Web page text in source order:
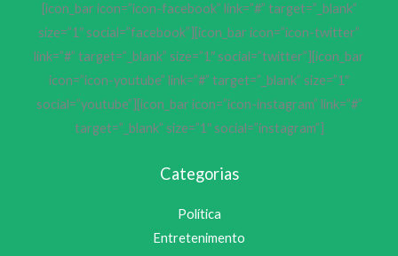
[icon_bar icon=”icon-facebook” link=”#” target=”_blank”
size=”1″ social=”facebook”][icon_bar icon=”icon-twitter”
link=”#” target=”_blank” size=”1″ social=”twitter”][icon_bar
icon=”icon-youtube” link=”#” target=”_blank” size=”1″
social=”youtube”][icon_bar icon=”icon-instagram” link=”#”
target=”_blank” size=”1″ social=”instagram”]
Categorias
Política
Entretenimento